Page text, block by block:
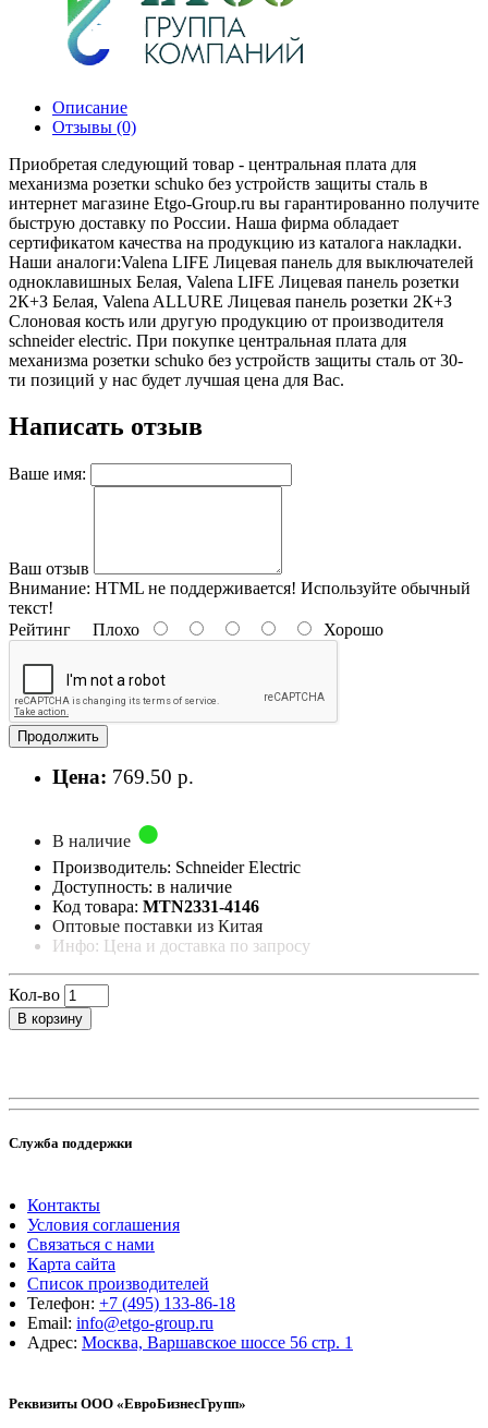
Описание
Отзывы (0)
Приобретая следующий товар - центральная плата для
механизма розетки schuko без устройств защиты сталь в
интернет магазине Etgo-Group.ru вы гарантированно получите
быструю доставку по России. Наша фирма обладает
сертификатом качества на продукцию из каталога накладки.
Наши аналоги:Valena LIFE Лицевая панель для выключателей
одноклавишных Белая, Valena LIFE Лицевая панель розетки
2К+З Белая, Valena ALLURE Лицевая панель розетки 2К+З
Слоновая кость или другую продукцию от производителя
schneider electric. При покупке центральная плата для
механизма розетки schuko без устройств защиты сталь от 30-
ти позиций у нас будет лучшая цена для Вас.
Написать отзыв
Ваше имя:
Ваш отзыв
Внимание: HTML не поддерживается! Используйте обычный
текст!
Рейтинг Плохо Хорошо
Продолжить
Цена: 769.50 р.
В наличие
Производитель: Schneider Electric
Доступность: в наличие
Код товара: MTN2331-4146
Оптовые поставки из Китая
Инфо: Цена и доставка по запросу
Кол-во
В корзину
Служба поддержки
Контакты
Условия соглашения
Связаться с нами
Карта сайта
Список производителей
Телефон: +7 (495) 133-86-18
Email: info@etgo-group.ru
Адрес: Москва, Варшавское шоссе 56 стр. 1
Реквизиты ООО «ЕвроБизнесГрупп»